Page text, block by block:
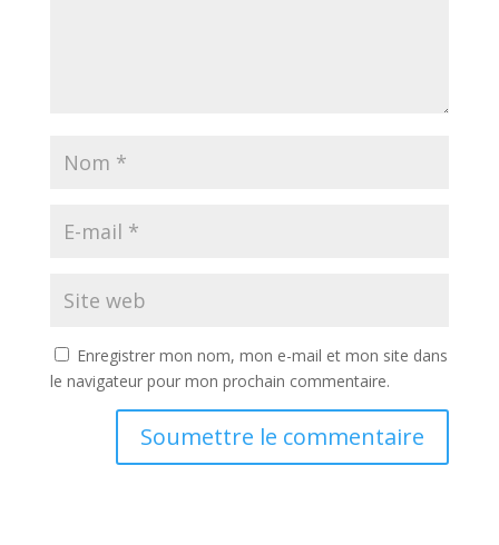
Enregistrer mon nom, mon e-mail et mon site dans
le navigateur pour mon prochain commentaire.
Soumettre le commentaire